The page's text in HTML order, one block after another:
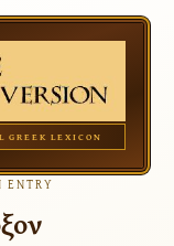
LEXICON
ENTRY